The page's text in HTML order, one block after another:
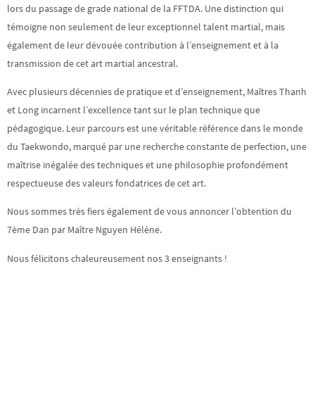
lors du passage de grade national de la FFTDA. Une distinction qui
témoigne non seulement de leur exceptionnel talent martial, mais
également de leur dévouée contribution à l’enseignement et à la
transmission de cet art martial ancestral.
Avec plusieurs décennies de pratique etd’enseignement, Maîtres Thanh
et Long incarnent l’excellence tant sur le plan technique que
pédagogique. Leur parcours est une véritable référence dans le monde
du Taekwondo, marqué par une recherche constante de perfection, une
maîtrise inégalée des techniques et une philosophie profondément
respectueuse des valeurs fondatrices de cet art.
Nous sommes très fiers également de vous annoncer l’obtention du
7ème Dan par Maître Nguyen Hélène.
Nous félicitons chaleureusement nos 3 enseignants !